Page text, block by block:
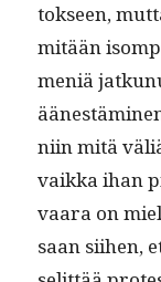
tok­seen,
mitään
meniä
niin mitä
vaik­ka ihan
vaara on
saan siihen,